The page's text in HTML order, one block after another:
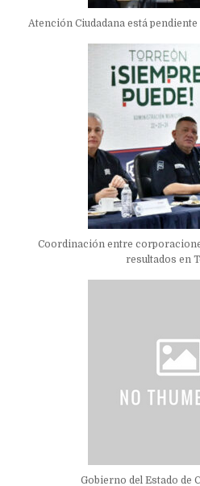
Atención Ciudadana está
Coordinación entre
resultados en
Gobierno del Estado de